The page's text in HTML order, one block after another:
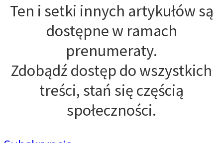
Ten i setki innych artykułów są
dostępne w ramach
prenumeraty.
Zdobądź dostęp do wszystkich
treści, stań się częścią
społeczności.